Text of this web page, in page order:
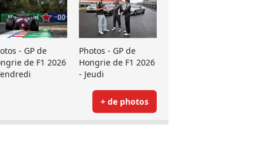
- GP de
de F1 2026
Photos - GP de
Hongrie de F1 2026
- Jeudi
+ de photos